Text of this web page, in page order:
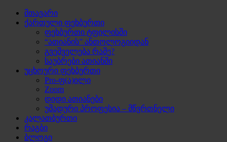
მთავარი
ქართული ფეხბურთი
ფეხბურთი ტფილისში
“ათიანის” ანთოლოგიიდან
გვეშველება რამე?
საუბრები ათიანში
უცხოური ფეხბურთი
Pro-ფ(ა)ილი
Zoom
დიდი ათიანები
უმადური პროფესია – მწვრთნელი
კალათბურთი
რაგბი
ბლოგი